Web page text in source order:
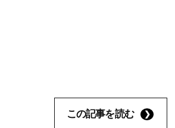
この記事を読む